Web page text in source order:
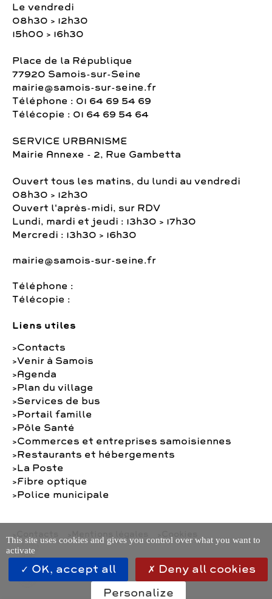
Le vendredi
08h30 > 12h30
15h00 > 16h30
Place de la République
77920 Samois-sur-Seine
mairie@samois-sur-seine.fr
Téléphone : 01 64 69 54 69
Télécopie : 01 64 69 54 64
SERVICE URBANISME
Mairie Annexe - 2, Rue Gambetta
Ouvert tous les matins, du lundi au vendredi
08h30 > 12h30
Ouvert l'après-midi, sur RDV
Lundi, mardi et jeudi : 13h30 > 17h30
Mercredi : 13h30 > 16h30
mairie@samois-sur-seine.fr
Téléphone :
Télécopie :
Liens utiles
Contacts
Venir à Samois
Agenda
Plan du village
Services de bus
Portail famille
Pôle Santé
Commerces et entreprises samoisiennes
Restaurants et hébergements
La Poste
Fibre optique
Police municipale
This site uses cookies and gives you control over what you want to
activate
OK, accept all
Deny all cookies
Personalize